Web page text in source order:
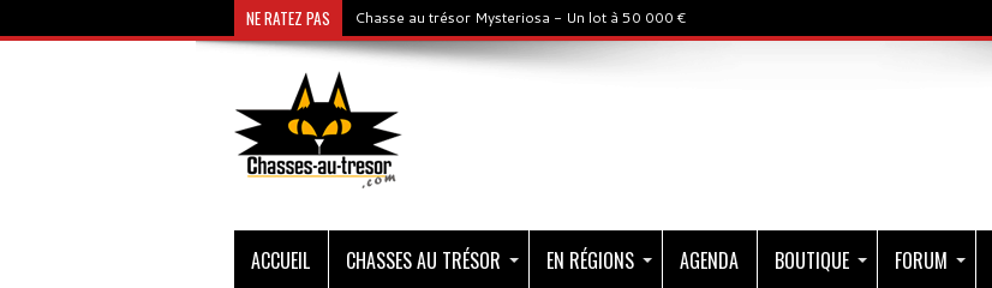
NE RATEZ PAS Chasse au trésor Mysteriosa - Un lot à 50 000 €
ACCUEIL CHASSES AU TRÉSOR EN RÉGIONS AGENDA BOUTIQUE FORUM